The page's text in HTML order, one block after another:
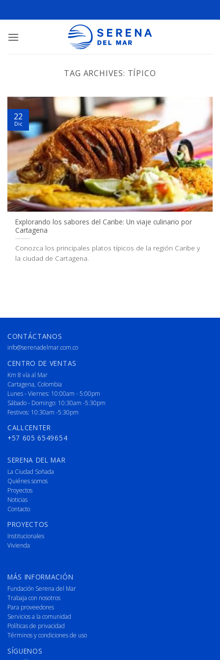
TAG ARCHIVES: TÍPICO
Explorando los sabores del Caribe: Un viaje culinario por
Cartagena
Conozca los principales platos típicos de la región Caribe y
la ciudad de Cartagena.
22
Dic
CONTÁCTANOS
info@serenadelmar.com.co
CENTRO DE VENTAS
Km 8 vía al Mar
Cartagena, Colombia
Lunes - Viernes: 10:00am - 5:00pm
Sábado - Domingo: 10:30am -5:30pm
Festivos: 10:30am -5:30pm
CALLCENTER
+57 605 6549654
SERENA DEL MAR
La Ciudad Soñada
Quiénes somos
Proyectos
Noticias
Contacto
PROYECTOS
Institucionales
Vivienda
MÁS INFORMACIÓN
Fundación Serena del Mar
Trabaja con nosotros
Para proveedores
Servicios a la comunidad
Políticas de privacidad
Términos y condiciones de uso
SÍGUENOS